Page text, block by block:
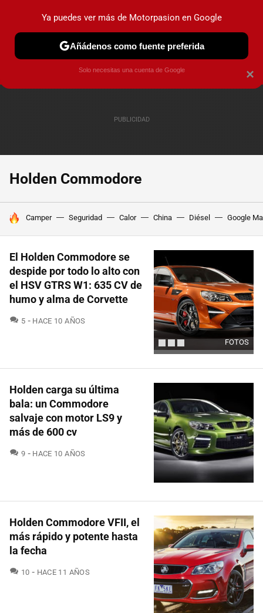
PRUEBAS COCHES ELÉCTRICOS OBSERVATORIO
Holden Commodore
HOY SE HABLA DE
Camper Seguridad Calor China Diésel Google
FOTOS
El Holden Commodore se
despide por todo lo alto con
el HSV GTRS W1: 635 CV de
humo y alma de Corvette
5 COMENTARIOS
HACE 10 AÑOS
Holden carga su última
bala: un Commodore
salvaje con motor LS9 y
más de 600 cv
9 COMENTARIOS
HACE 10 AÑOS
Holden Commodore VFII, el
más rápido y potente hasta
la fecha
10 COMENTARIOS
HACE 11 AÑOS
×
Ya puedes ver más de Motorpasion en Google
Añádenos como fuente preferida
Solo necesitas una cuenta de Google